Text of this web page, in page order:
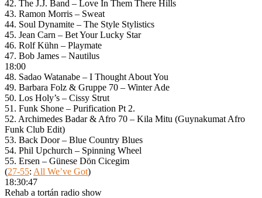
42. The J.J. Band – Love In Them There Hills
43. Ramon Morris – Sweat
44. Soul Dynamite – The Style Stylistics
45. Jean Carn – Bet Your Lucky Star
46. Rolf Kühn – Playmate
47. Bob James – Nautilus
18:00
48. Sadao Watanabe – I Thought About You
49. Barbara Folz & Gruppe 70 – Winter Ade
50. Los Holy’s – Cissy Strut
51. Funk Shone – Purification Pt 2.
52. Archimedes Badar & Afro 70 – Kila Mitu (Guynakumat Afro
Funk Club Edit)
53. Back Door – Blue Country Blues
54. Phil Upchurch – Spinning Wheel
55. Ersen – Günese Dön Cicegim
(27-55: All We’ve Got)
18:30:47
Rehab a tortán radio show